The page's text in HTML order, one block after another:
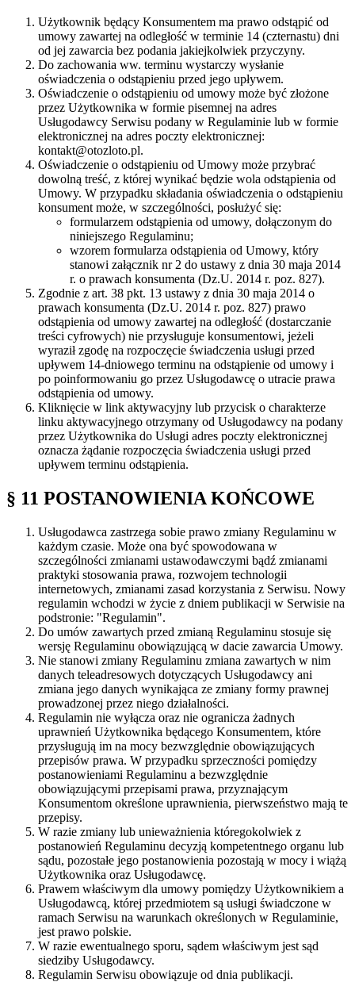
Użytkownik będący Konsumentem ma prawo odstąpić od
umowy zawartej na odległość w terminie 14 (czternastu) dni
od jej zawarcia bez podania jakiejkolwiek przyczyny.
Do zachowania ww. terminu wystarczy wysłanie
oświadczenia o odstąpieniu przed jego upływem.
Oświadczenie o odstąpieniu od umowy może być złożone
przez Użytkownika w formie pisemnej na adres
Usługodawcy Serwisu podany w Regulaminie lub w formie
elektronicznej na adres poczty elektronicznej:
kontakt@otozloto.pl.
Oświadczenie o odstąpieniu od Umowy może przybrać
dowolną treść, z której wynikać będzie wola odstąpienia od
Umowy. W przypadku składania oświadczenia o odstąpieniu
konsument może, w szczególności, posłużyć się:
formularzem odstąpienia od umowy, dołączonym do
niniejszego Regulaminu;
wzorem formularza odstąpienia od Umowy, który
stanowi załącznik nr 2 do ustawy z dnia 30 maja 2014
r. o prawach konsumenta (Dz.U. 2014 r. poz. 827).
Zgodnie z art. 38 pkt. 13 ustawy z dnia 30 maja 2014 o
prawach konsumenta (Dz.U. 2014 r. poz. 827) prawo
odstąpienia od umowy zawartej na odległość (dostarczanie
treści cyfrowych) nie przysługuje konsumentowi, jeżeli
wyraził zgodę na rozpoczęcie świadczenia usługi przed
upływem 14-dniowego terminu na odstąpienie od umowy i
po poinformowaniu go przez Usługodawcę o utracie prawa
odstąpienia od umowy.
Kliknięcie w link aktywacyjny lub przycisk o charakterze
linku aktywacyjnego otrzymany od Usługodawcy na podany
przez Użytkownika do Usługi adres poczty elektronicznej
oznacza żądanie rozpoczęcia świadczenia usługi przed
upływem terminu odstąpienia.
§ 11 POSTANOWIENIA KOŃCOWE
Usługodawca zastrzega sobie prawo zmiany Regulaminu w
każdym czasie. Może ona być spowodowana w
szczególności zmianami ustawodawczymi bądź zmianami
praktyki stosowania prawa, rozwojem technologii
internetowych, zmianami zasad korzystania z Serwisu. Nowy
regulamin wchodzi w życie z dniem publikacji w Serwisie na
podstronie: "Regulamin".
Do umów zawartych przed zmianą Regulaminu stosuje się
wersję Regulaminu obowiązującą w dacie zawarcia Umowy.
Nie stanowi zmiany Regulaminu zmiana zawartych w nim
danych teleadresowych dotyczących Usługodawcy ani
zmiana jego danych wynikająca ze zmiany formy prawnej
prowadzonej przez niego działalności.
Regulamin nie wyłącza oraz nie ogranicza żadnych
uprawnień Użytkownika będącego Konsumentem, które
przysługują im na mocy bezwzględnie obowiązujących
przepisów prawa. W przypadku sprzeczności pomiędzy
postanowieniami Regulaminu a bezwzględnie
obowiązującymi przepisami prawa, przyznającym
Konsumentom określone uprawnienia, pierwszeństwo mają te
przepisy.
W razie zmiany lub unieważnienia któregokolwiek z
postanowień Regulaminu decyzją kompetentnego organu lub
sądu, pozostałe jego postanowienia pozostają w mocy i wiążą
Użytkownika oraz Usługodawcę.
Prawem właściwym dla umowy pomiędzy Użytkownikiem a
Usługodawcą, której przedmiotem są usługi świadczone w
ramach Serwisu na warunkach określonych w Regulaminie,
jest prawo polskie.
W razie ewentualnego sporu, sądem właściwym jest sąd
siedziby Usługodawcy.
Regulamin Serwisu obowiązuje od dnia publikacji.